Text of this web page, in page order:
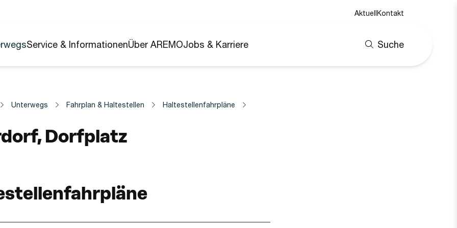
Service & InformationenÜber AREMOJobs & Karriere Suche
AktuellKontakt
Unterwegs Fahrplan & Haltestellen Haltestellenfahrpläne
Dorfplatz